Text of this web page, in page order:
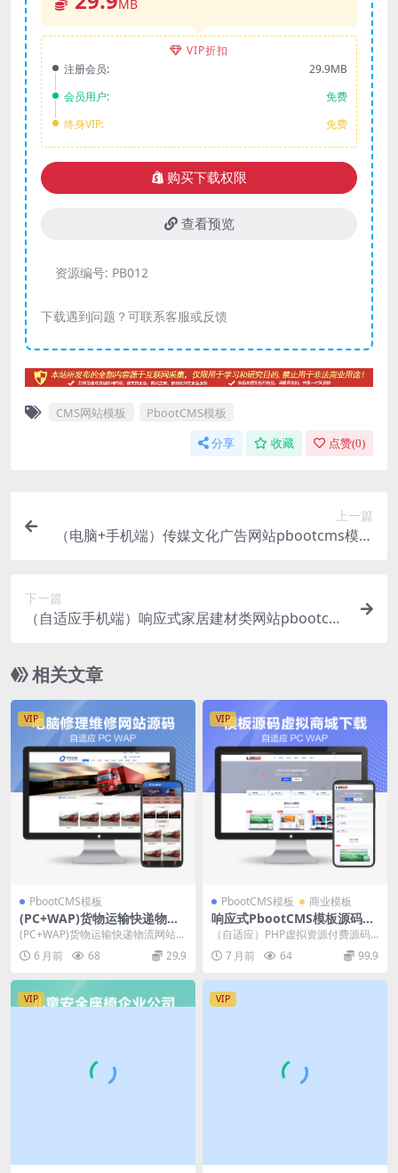
MB
VIP折扣
注册会员:
29.9MB
会员用户:
免费
终身VIP:
免费
购买下载权限
查看预览
资源编号: PB012
下载遇到问题？可联系客服或反馈
CMS网站模板 PbootCMS模板
分享 收藏 点赞(0)
上一篇
（电脑+手机端）传媒文化广告网站pbootcms模板
下一篇
（自适应手机端）响应式家居建材类网站pbootcm
码下载
相关文章
VIP
PbootCMS模板
(PC+WAP)货物运输快递物流
汽车贸易pbootcms网站模板
源码下载
(PC+WAP)货物运输快递物流网站p
bootcms模板 汽车贸易网站源码下
载 ...6 月前 68 29.9
VIP
PbootCMS模板 商业模板
响应式PbootCMS模板源码虚
拟商城交易下载网站设计整站
源码
（自适应）PHP虚拟资源付费源码
下载站网 源码销售模板系统 源码整
站打包带测试数...
7 月前 64 99.9
VIP VIP